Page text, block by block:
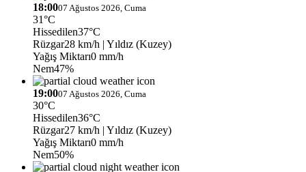
18:0007 Ağustos 2026, Cuma
31°C
Hissedilen37°C
Rüzgar28 km/h | Yıldız (Kuzey)
Yağış Miktarı0 mm/h
Nem47%
19:0007 Ağustos 2026, Cuma
30°C
Hissedilen36°C
Rüzgar27 km/h | Yıldız (Kuzey)
Yağış Miktarı0 mm/h
Nem50%